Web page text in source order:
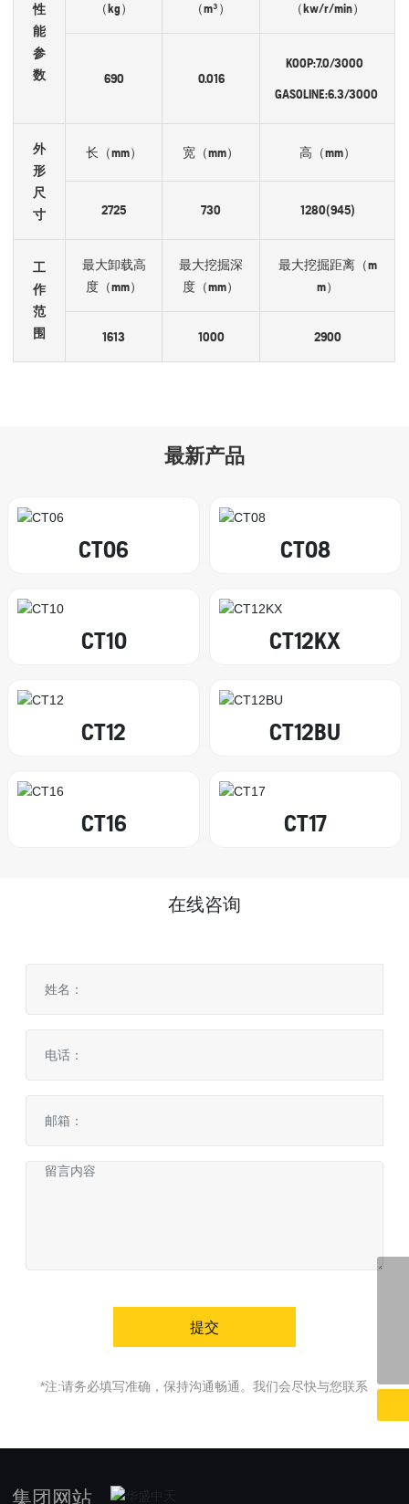
性
能
参
数
（kg）
（m³）
（kw/r/min）
690 0.016
KOOP:7.0/3000
GASOLINE:6.3/3000
外
形
尺
寸
长（mm） 宽（mm） 高（mm）
2725 730 1280(945)
工
作
范
围
最大卸载高
度（mm）
最大挖掘深
度（mm）
最大挖掘距离（m
m）
1613 1000 2900
最新产品
CT06 CT08
CT10 CT12KX
CT12 CT12BU
CT16 CT17
在线咨询
提交
*注:请务必填写准确，保持沟通畅通。我们会尽快与您联系
集团网站